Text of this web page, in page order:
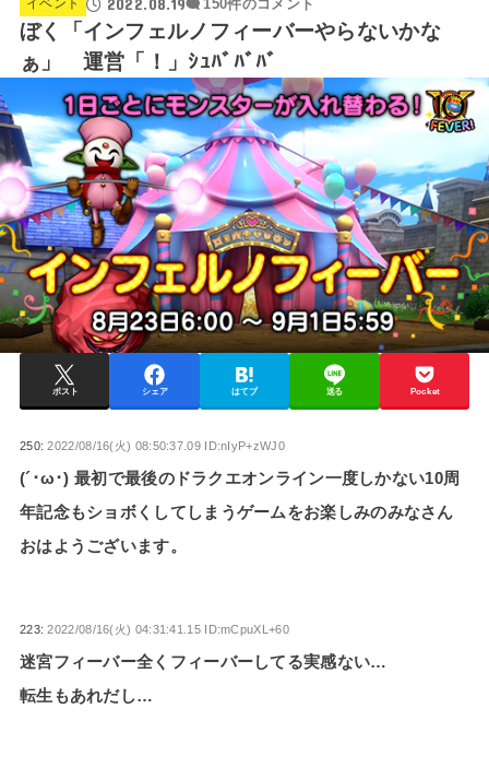
イベント 2022.08.19 150件のコメント
ぼく「インフェルノフィーバーやらないかな
ぁ」 運営「！」ｼｭﾊﾞﾊﾞﾊﾞ
ポスト シェア はてブ 送る Pocket
250:2022/08/16(火) 08:50:37.09 ID:nIyP+zWJ0
(´･ω･) 最初で最後のドラクエオンライン一度しかない10周
年記念もショボくしてしまうゲームをお楽しみのみなさん
おはようございます。
223:2022/08/16(火) 04:31:41.15 ID:mCpuXL+60
迷宮フィーバー全くフィーバーしてる実感ない…
転生もあれだし…